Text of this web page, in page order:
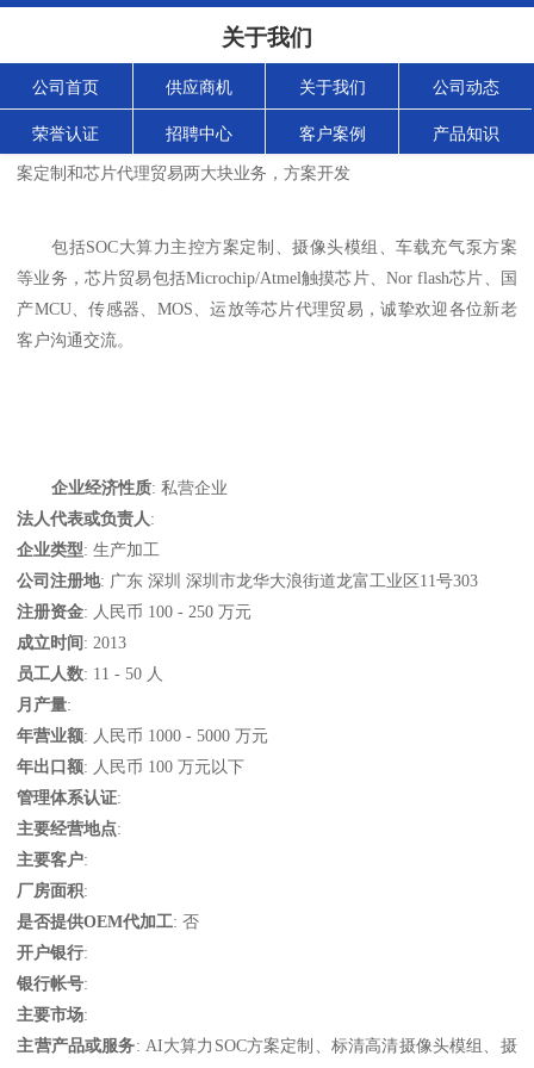
关于我们
公司首页 供应商机 关于我们 公司动态
荣誉认证 招聘中心 客户案例 产品知识
深圳市好其芯科技发展有限公司成立于2013年，公司主要有方
案定制和芯片代理贸易两大块业务，方案开发
包括SOC大算力主控方案定制、摄像头模组、车载充气泵方案
等业务，芯片贸易包括Microchip/Atmel触摸芯片、Nor flash芯片、国
产MCU、传感器、MOS、运放等芯片代理贸易，诚挚欢迎各位新老
客户沟通交流。
企业经济性质: 私营企业
法人代表或负责人:
企业类型: 生产加工
公司注册地: 广东 深圳 深圳市龙华大浪街道龙富工业区11号303
注册资金: 人民币 100 - 250 万元
成立时间: 2013
员工人数: 11 - 50 人
月产量:
年营业额: 人民币 1000 - 5000 万元
年出口额: 人民币 100 万元以下
管理体系认证:
主要经营地点:
主要客户:
厂房面积:
是否提供OEM代加工: 否
开户银行:
银行帐号:
主要市场:
主营产品或服务: AI大算力SOC方案定制、标清高清摄像头模组、摄